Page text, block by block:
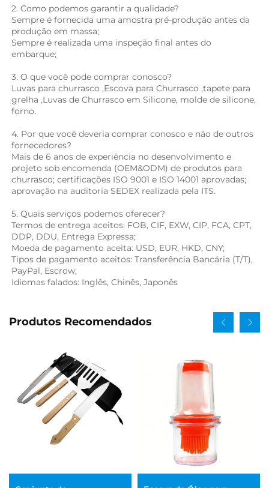
2. Como podemos garantir a qualidade?
Sempre é fornecida uma amostra pré-produção antes da
produção em massa;
Sempre é realizada uma inspeção final antes do
embarque;
3. O que você pode comprar conosco?
Luvas para churrasco ,Escova para Churrasco ,tapete para
grelha ,Luvas de Churrasco em Silicone, molde de silicone,
forno.
4. Por que você deveria comprar conosco e não de outros
fornecedores?
Mais de 6 anos de experiência no desenvolvimento e
projeto sob encomenda (OEM&ODM) de produtos para
churrasco; certificações ISO 9001 e ISO 14001 aprovadas;
aprovação na auditoria SEDEX realizada pela ITS.
5. Quais serviços podemos oferecer?
Termos de entrega aceitos: FOB, CIF, EXW, CIP, FCA, CPT,
DDP, DDU, Entrega Expressa;
Moeda de pagamento aceita: USD, EUR, HKD, CNY;
Tipos de pagamento aceitos: Transferência Bancária (T/T),
PayPal, Escrow;
Idiomas falados: Inglês, Chinês, Japonês
Produtos Recomendados